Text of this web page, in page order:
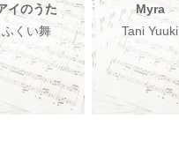
イのうた
ふくい舞
Myra
Tani Yuuki